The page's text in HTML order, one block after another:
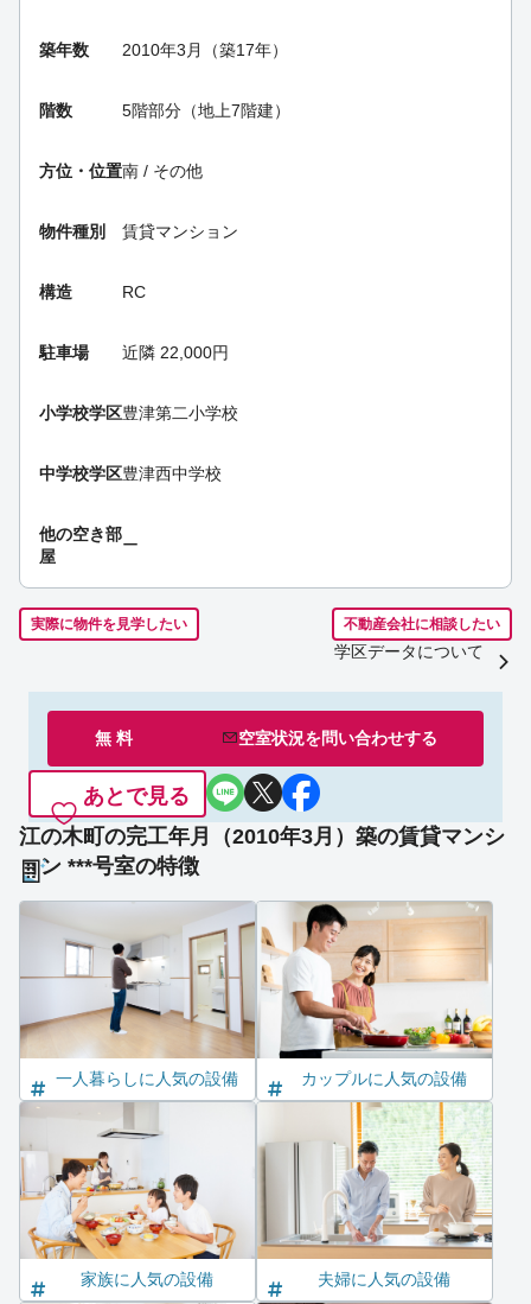
築年数 2010年3月（築17年）
階数 5階部分（地上7階建）
方位・位置南 / その他
物件種別 賃貸マンション
構造 RC
駐車場 近隣 22,000円
小学校学区豊津第二小学校
中学校学区豊津西中学校
他の空き部
屋
ー
実際に物件を見学したい 不動産会社に相談したい
学区データについて
無 料 空室状況を問い合わせする
あとで見る
江の木町の完工年月（2010年3月）築の賃貸マンシ
ョン ***号室の特徴
一人暮らしに人気の設備 カップルに人気の設備
家族に人気の設備 夫婦に人気の設備